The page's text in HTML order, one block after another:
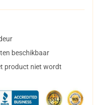
beschikbaar
product niet wordt